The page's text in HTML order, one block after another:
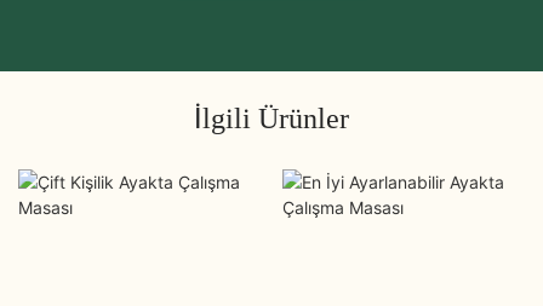
İlgili Ürünler